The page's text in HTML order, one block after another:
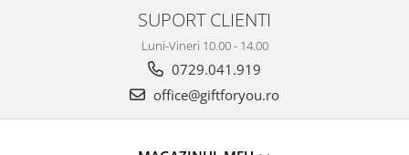
SUPORT CLIENTI
Luni-Vineri 10.00 - 14.00
0729.041.919
office@giftforyou.ro